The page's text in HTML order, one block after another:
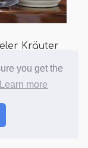
you get the
Learn more
Kräuter
sondern
draußen
Pflanzen